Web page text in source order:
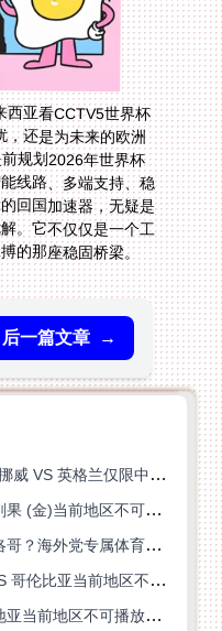
西亚看CCTV5世界杯
，还是为未来的欧洲
规划2026年世界杯
线路、多端支持、稳
回国加速器，无疑是
。它不仅仅是一个工
的那座稳固桥梁。
后一篇文章 →
别慌！在国外看世界杯中文直播挪威 VS 英格兰仅限中国大陆？这篇指南帮你搞定
在海外看世界杯直播英格兰 vs 刚果 (金)当前地区不可播放？这篇指南帮你突破所有限制
在国外如何看世界杯巴西 vs 摩洛哥？海外党专属体育观赛指南来了
在国外看世界杯中文直播瑞士 VS 哥伦比亚当前地区不可播放？这篇指南帮你搞定
在国外看世界杯巴拿马 vs 克罗地亚当前地区不可播放？这篇指南帮你轻松解决海外体育直播难题